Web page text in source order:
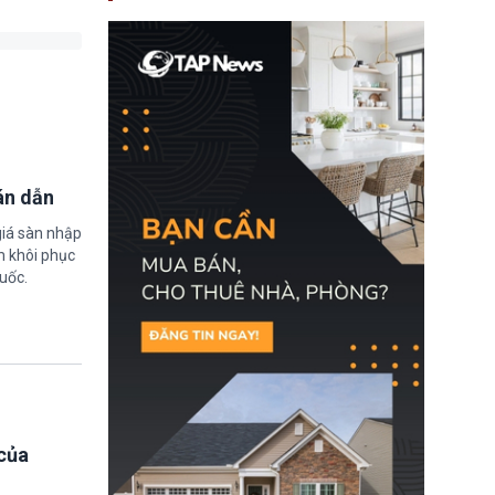
dẫn
sàn nhập
khôi phục
gan B hoặc viêm gan C
sẽ không còn bị mặc
định không đáp ứng tiêu
chuẩn sức khỏe chỉ vì
chi phí điều trị khi nộp hồ
sơ xin visa cư trú.